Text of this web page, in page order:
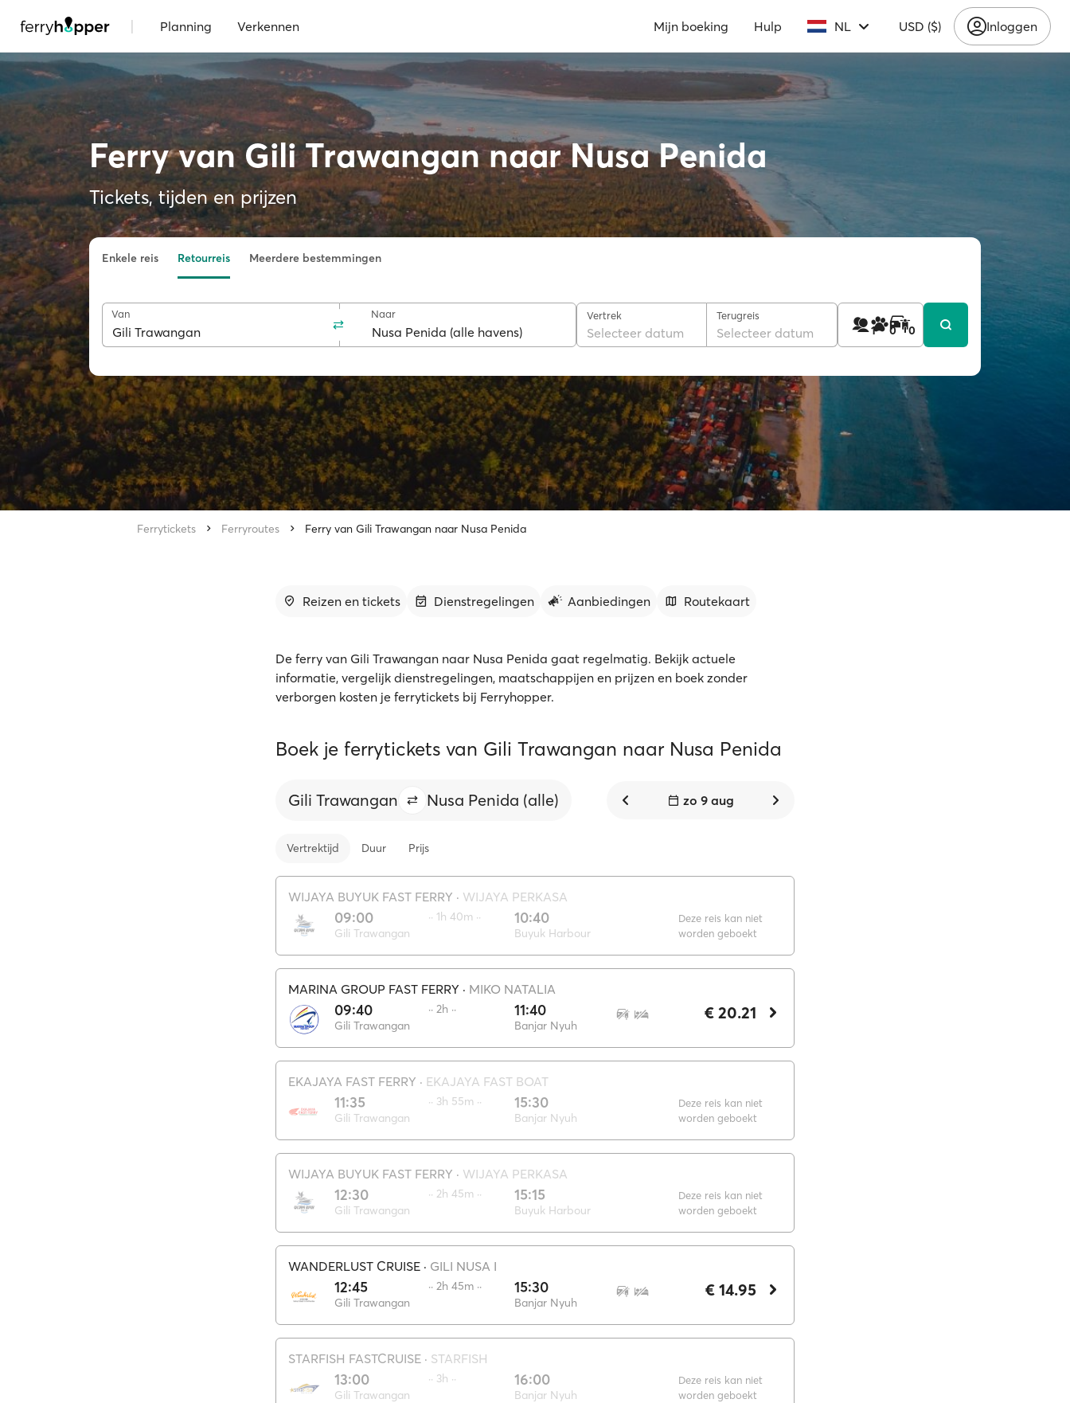
| Planning Verkennen Mijn boeking Hulp NL USD ($) Inloggen
Ferry van Gili Trawangan naar Nusa Penida
Tickets, tijden en prijzen
Enkele reis Retourreis Meerdere bestemmingen
Van Naar Vertrek
Selecteer datum
Terugreis
Selecteer datum 1 0 0
Ferrytickets Ferryroutes Ferry van Gili Trawangan naar Nusa Penida
Reizen en tickets Dienstregelingen Aanbiedingen Routekaart
De ferry van Gili Trawangan naar Nusa Penida gaat regelmatig. Bekijk actuele
informatie, vergelijk dienstregelingen, maatschappijen en prijzen en boek zonder
verborgen kosten je ferrytickets bij Ferryhopper.
Boek je ferrytickets van Gili Trawangan naar Nusa Penida
Gili Trawangan Nusa Penida (alle) zo 9 aug
Vertrektijd Duur Prijs
WIJAYA BUYUK FAST FERRY · WIJAYA PERKASA
09:00
Gili Trawangan
·· 1h 40m ·· 10:40
Buyuk Harbour
Deze reis kan niet
worden geboekt
MARINA GROUP FAST FERRY · MIKO NATALIA
09:40
Gili Trawangan
·· 2h ·· 11:40
Banjar Nyuh
€ 20.21
EKAJAYA FAST FERRY · EKAJAYA FAST BOAT
11:35
Gili Trawangan
·· 3h 55m ·· 15:30
Banjar Nyuh
Deze reis kan niet
worden geboekt
WIJAYA BUYUK FAST FERRY · WIJAYA PERKASA
12:30
Gili Trawangan
·· 2h 45m ·· 15:15
Buyuk Harbour
Deze reis kan niet
worden geboekt
WANDERLUST CRUISE · GILI NUSA I
12:45
Gili Trawangan
·· 2h 45m ·· 15:30
Banjar Nyuh
€ 14.95
STARFISH FASTCRUISE · STARFISH
13:00
Gili Trawangan
·· 3h ·· 16:00
Banjar Nyuh
Deze reis kan niet
worden geboekt